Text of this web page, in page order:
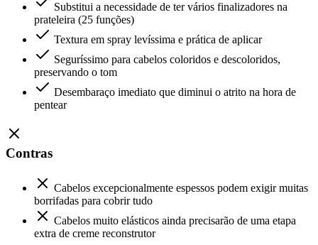
Substitui a necessidade de ter vários finalizadores na
prateleira (25 funções)
Textura em spray levíssima e prática de aplicar
Seguríssimo para cabelos coloridos e descoloridos,
preservando o tom
Desembaraço imediato que diminui o atrito na hora de
pentear
Contras
Cabelos excepcionalmente espessos podem exigir muitas
borrifadas para cobrir tudo
Cabelos muito elásticos ainda precisarão de uma etapa
extra de creme reconstrutor